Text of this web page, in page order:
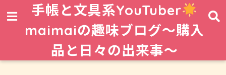
手帳と文具系YouTuber
maimaiの趣味ブログ〜購入
品と日々の出来事〜